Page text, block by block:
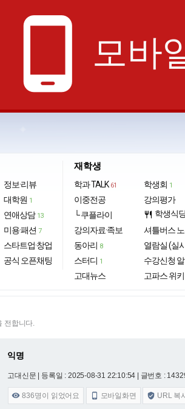
phone_android 모바
정보·리뷰
대학원 1
연애상담 13
미용·패션 7
스타트업·창업
공식 오픈채팅
재학생
학과 TALK 61
이중전공
└ 쿠플라이
강의자료·족보
동아리 8
스터디 1
고대뉴스
학생회 1
강의평가
restaurant 학생식
셔틀버스
열람실 (실
수강신청
고파스 위키
전합니다.
익명
고대신문 | 등록일 : 2025-08-31 22:10:54 | 글번호 :
 836명이 읽었어요  모바일화면  URL 복